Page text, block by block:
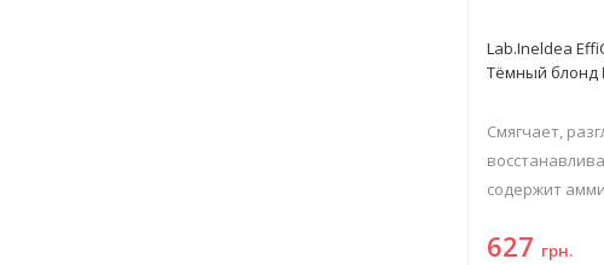
Lab.Ineldea
Тёмный блонд
Смягчает,
содержит
627 грн.